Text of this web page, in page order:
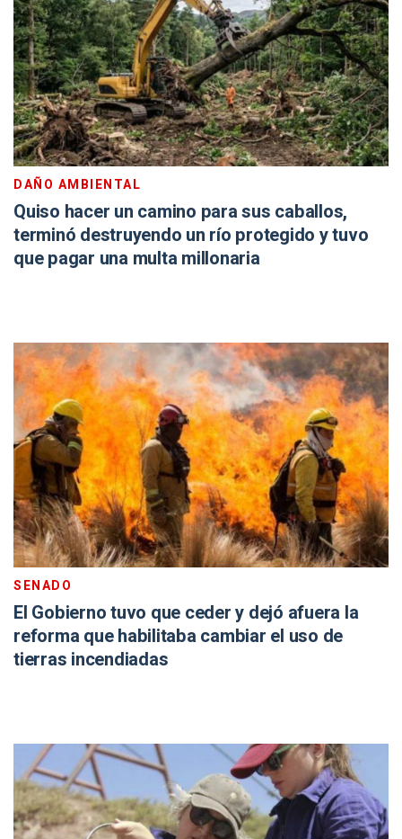
DAÑO AMBIENTAL
Quiso hacer un camino para sus caballos,
terminó destruyendo un río protegido y tuvo
que pagar una multa millonaria
SENADO
El Gobierno tuvo que ceder y dejó afuera la
reforma que habilitaba cambiar el uso de
tierras incendiadas